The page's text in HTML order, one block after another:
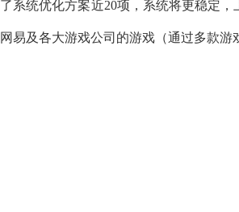
了系统优化方案近20项，系统将更稳定
网易及各大游戏公司的游戏（通过多款游